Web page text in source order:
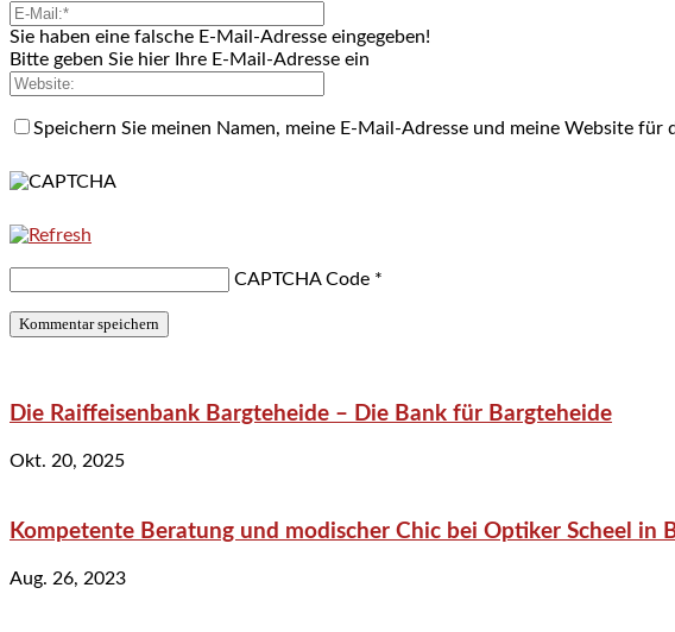
Sie haben eine falsche E-Mail-Adresse eingegeben!
Bitte geben Sie hier Ihre E-Mail-Adresse ein
Speichern Sie meinen Namen, meine E-Mail-Adresse und meine Website für
CAPTCHA Code *
Die Raiffeisenbank Bargteheide – Die Bank für Bargteheide
Okt. 20, 2025
Kompetente Beratung und modischer Chic bei Optiker Scheel in
Aug. 26, 2023